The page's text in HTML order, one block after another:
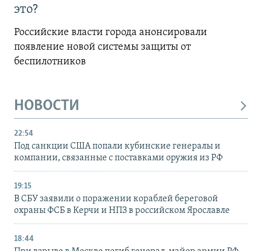
это?
Российские власти города анонсировали
появление новой системы защиты от
беспилотников
НОВОСТИ
22:54
Под санкции США попали кубинские генералы и
компании, связанные с поставками оружия из РФ
19:15
В СБУ заявили о поражении кораблей береговой
охраны ФСБ в Керчи и НПЗ в российском Ярославле
18:44